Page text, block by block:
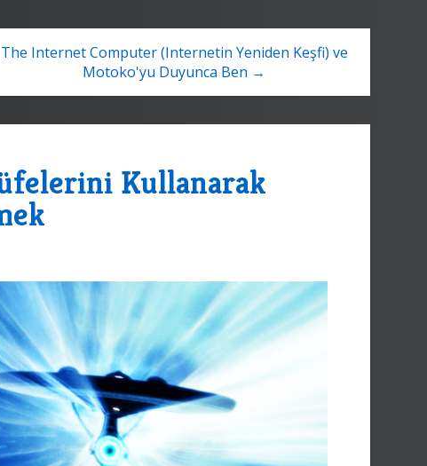
The Internet Computer (Internetin Yeniden Keşfi) ve
Motoko'yu Duyunca Ben →
Kullanarak